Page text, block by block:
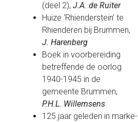
(deel 2),J.A. de Ruiter
Huize ‘Rhienderstein’ te
Rhienderen bij Brummen,
J. Harenberg
Boek in voorbereiding
betreffende de oorlog
1940-1945 in de
gemeente Brummen,
P.H.L. Willemsens
125 jaar geleden in marke-